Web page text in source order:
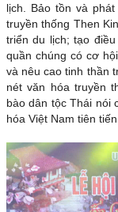
lịch. Bảo tồn và
truyền thống Then
triển du lịch; tạo
quần chúng có cơ
và nêu cao tinh thần
nét văn hóa truyền
bào dân tộc Thái nói
hóa Việt Nam tiên